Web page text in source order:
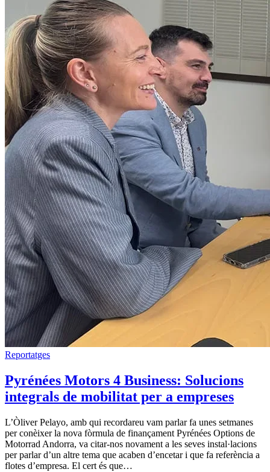
Reportatges
Pyrénées Motors 4 Business: Solucions
integrals de mobilitat per a empreses
L’Òliver Pelayo, amb qui recordareu vam parlar fa unes setmanes
per conèixer la nova fòrmula de finançament Pyrénées Options de
Motorrad Andorra, va citar-nos novament a les seves instal·lacions
per parlar d’un altre tema que acaben d’encetar i que fa referència a
flotes d’empresa. El cert és que…